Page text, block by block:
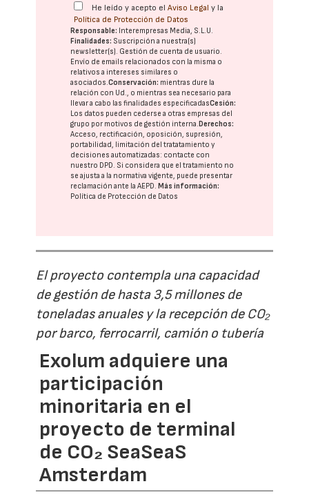
He leído y acepto elAviso Legal y la
Política de Protección de Datos
Responsable: Interempresas Media, S.L.U.
Finalidades: Suscripción a nuestra(s)
newsletter(s). Gestión de cuenta de usuario.
Envío de emails relacionados con la misma o
relativos a intereses similares o
asociados.Conservación: mientras dure la
relación con Ud., o mientras sea necesario para
llevar a cabo las finalidades especificadasCesión:
Los datos pueden cederse a otras empresas del
grupo por motivos de gestión interna. Derechos:
Acceso, rectificación, oposición, supresión,
portabilidad, limitación del tratatamiento y
decisiones automatizadas: contacte con
nuestro DPD. Si considera que el tratamiento no
se ajusta a la normativa vigente, puede presentar
reclamación ante laAEPD. Más información:
Política de Protección de Datos
El proyecto contempla una capacidad
de gestión de hasta 3,5 millones de
toneladas anuales y la recepción de CO₂
por barco, ferrocarril, camión o tubería
Exolum adquiere una
participación
minoritaria en el
proyecto de terminal
de CO₂ SeaSeaS
Amsterdam